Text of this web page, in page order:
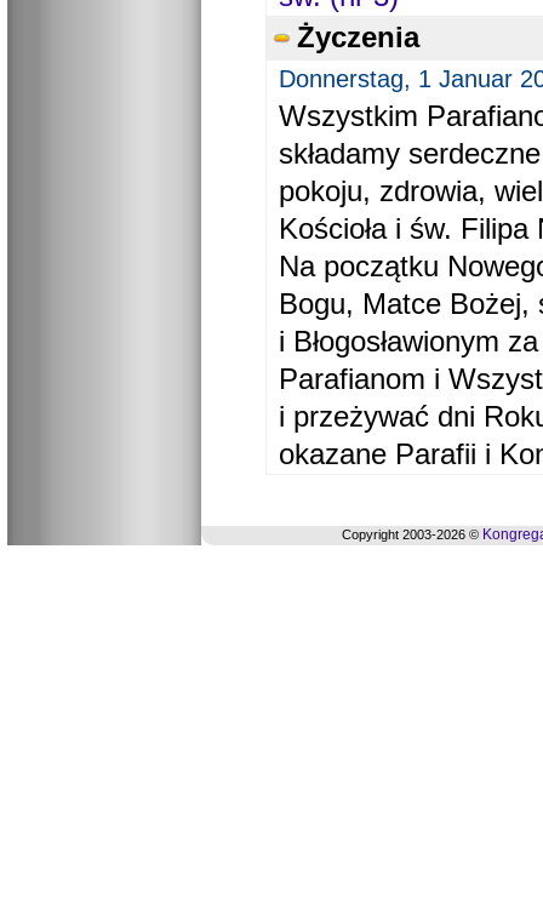
Życzenia
Donnerstag, 1 Januar
Wszystkim
składamy
pokoju, zdrowia,
Kościoła i św. Filipa
Na początku
Bogu, Matce Bożej,
i Błogosławionym
Parafianom i
i przeżywać dni
okazane Parafii i
Copyright 2003-2026 ©